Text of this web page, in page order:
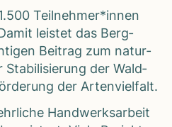
Teilnehmer*innen
leis­tet das Berg­
Bei­trag zum natur­
Sta­bi­li­sie­rung der Wald­
der Arten­viel­falt.
Hand­werks­ar­beit